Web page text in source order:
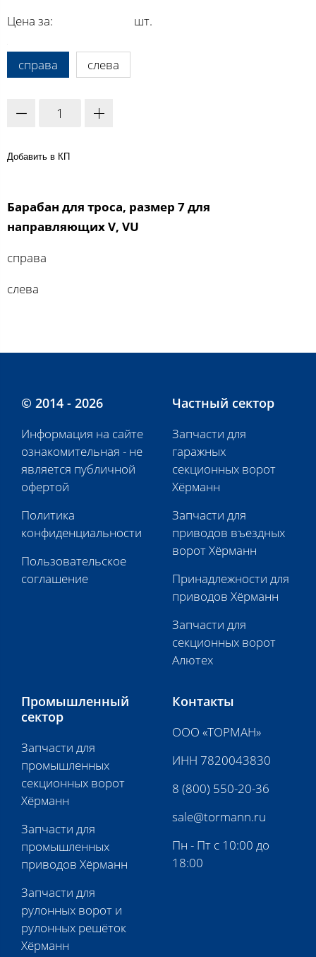
Цена за: шт.
справа слева
Добавить в КП
Барабан для троса, размер 7 для
направляющих V, VU
справа
слева
© 2014 - 2026
Информация на сайте
ознакомительная - не
является публичной
офертой
Политика
конфиденциальности
Пользовательское
соглашение
Частный сектор
Запчасти для
гаражных
секционных ворот
Хёрманн
Запчасти для
приводов въездных
ворот Хёрманн
Принадлежности для
приводов Хёрманн
Запчасти для
секционных ворот
Алютех
Промышленный
сектор
Запчасти для
промышленных
секционных ворот
Хёрманн
Запчасти для
промышленных
приводов Хёрманн
Запчасти для
рулонных ворот и
рулонных решёток
Хёрманн
Контакты
ООО «ТОРМАН»
ИНН 7820043830
8 (800) 550-20-36
sale@tormann.ru
Пн - Пт с 10:00 до
18:00